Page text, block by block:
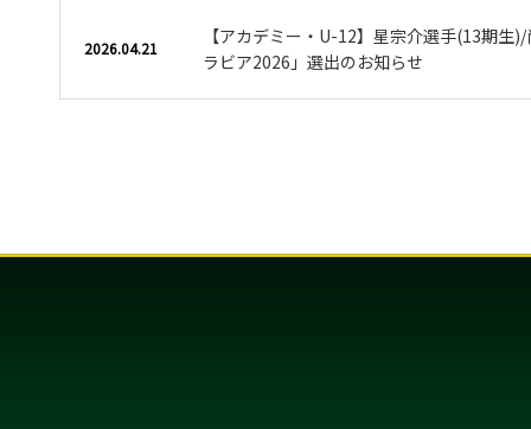
2026.04.21
【アカデミー・U-12】星宗介選手(13期生
ラビア2026」選出のお知らせ